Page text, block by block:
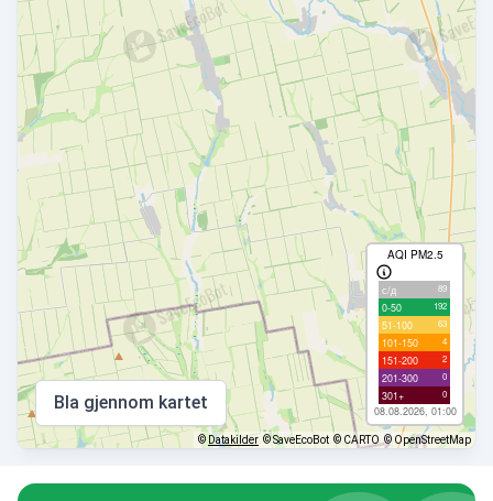
AQI PM2.5
с/д 89
0-50 192
51-100 63
101-150 4
151-200 2
201-300 0
301+ 0
08.08.2026, 01:00
Bla gjennom kartet
© Datakilder © SaveEcoBot © CARTO © OpenStreetMap